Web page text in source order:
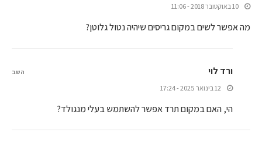
10 באוקטובר 2018 - 11:06
מה אפשר לשים במקום גריסים שיהיה נטול גלוטן?
ורד לוי
12 בינואר 2025 - 17:24
הי, האם במקום תרד אפשר להשתמש בעלי מנגולד?
השב